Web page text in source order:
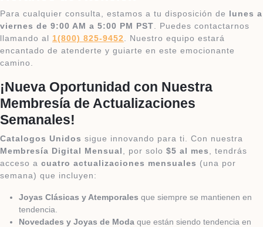
Para cualquier consulta, estamos a tu disposición de lunes a
viernes de 9:00 AM a 5:00 PM PST . Puedes contactarnos
llamando al 1(800) 825-9452
. Nuestro equipo estará
encantado de atenderte y guiarte en este emocionante
camino.
¡Nueva Oportunidad con Nuestra
Membresía de Actualizaciones
Semanales!
Catalogos Unidos sigue innovando para ti. Con nuestra
Membresía Digital Mensual
, por solo $5 al mes
, tendrás
acceso a cuatro actualizaciones mensuales (una por
semana) que incluyen:
Joyas Clásicas y Atemporales que siempre se mantienen en
tendencia.
Novedades y Joyas de Moda que están siendo tendencia en